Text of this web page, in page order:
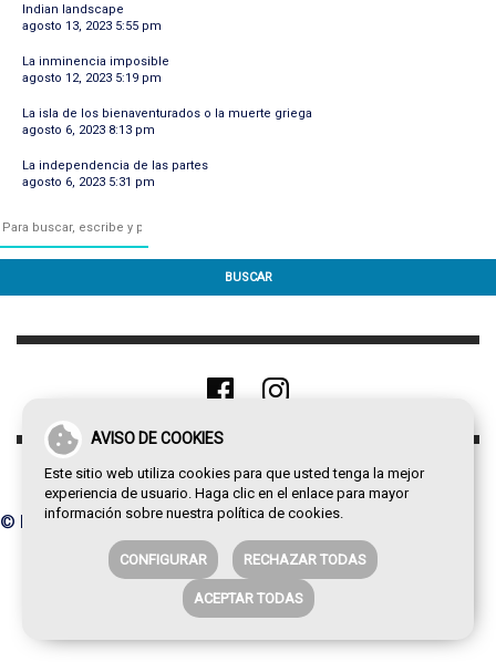
AVISO DE COOKIES
Este sitio web utiliza cookies para que usted tenga la mejor
experiencia de usuario. Haga clic en el enlace para mayor
información sobre nuestra política de cookies.
CONFIGURAR RECHAZAR TODAS
ACEPTAR TODAS
Indian landscape
agosto 13, 2023 5:55 pm
La inminencia imposible
agosto 12, 2023 5:19 pm
La isla de los bienaventurados o la muerte griega
agosto 6, 2023 8:13 pm
La independencia de las partes
agosto 6, 2023 5:31 pm
BUSCAR
© Paco de la Torre 2026